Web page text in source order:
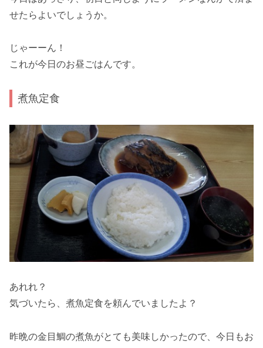
せたらよいでしょうか。
じゃーーん！
これが今日のお昼ごはんです。
煮魚定食
あれれ？
気づいたら、煮魚定食を頼んでいましたよ？
昨晩の金目鯛の煮魚がとても美味しかったので、今日もお